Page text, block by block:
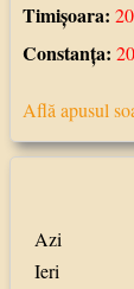
Timişoara:
Constanţa:
Află apusul
Azi
Ieri